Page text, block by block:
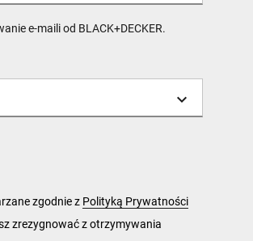
e-maili od BLACK+DECKER.
zgodnie z Polityką Prywatności
zrezygnować z otrzymywania